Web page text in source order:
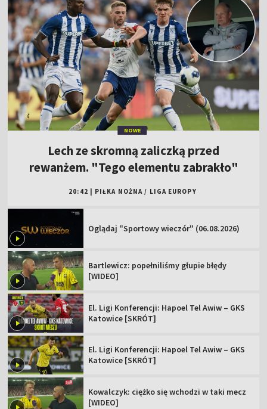
NOWE
Lech ze skromną zaliczką przed
rewanżem. "Tego elementu zabrakło"
20:42 PIŁKA NOŻNA / LIGA EUROPY
Oglądaj "Sportowy wieczór" (06.08.2026)
Bartlewicz: popełniliśmy głupie błędy
[WIDEO]
El. Ligi Konferencji: Hapoel Tel Awiw – GKS
Katowice [SKRÓT]
El. Ligi Konferencji: Hapoel Tel Awiw – GKS
Katowice [SKRÓT]
Kowalczyk: ciężko się wchodzi w taki mecz
[WIDEO]